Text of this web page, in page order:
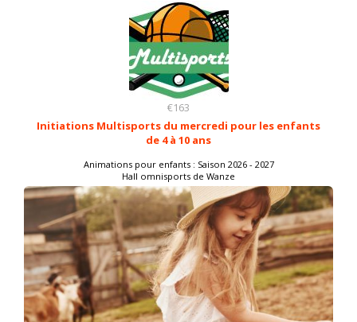
€163
Initiations Multisports du mercredi pour les enfants
de 4 à 10 ans
Animations pour enfants : Saison 2026 - 2027
Hall omnisports de Wanze